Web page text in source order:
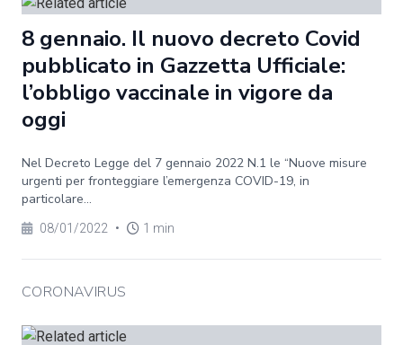
8 gennaio. Il nuovo decreto Covid
pubblicato in Gazzetta Ufficiale:
l’obbligo vaccinale in vigore da
oggi
Nel Decreto Legge del 7 gennaio 2022 N.1 le “Nuove misure
urgenti per fronteggiare l’emergenza COVID-19, in
particolare...
08/01/2022 • 1 min
CORONAVIRUS